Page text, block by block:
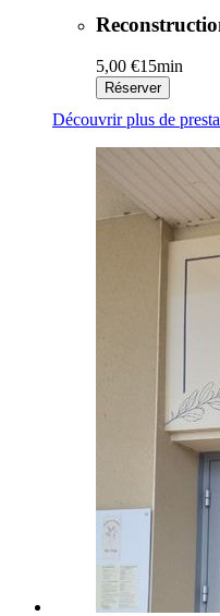
5,00 €15min
Réserver
Découvrir plus de